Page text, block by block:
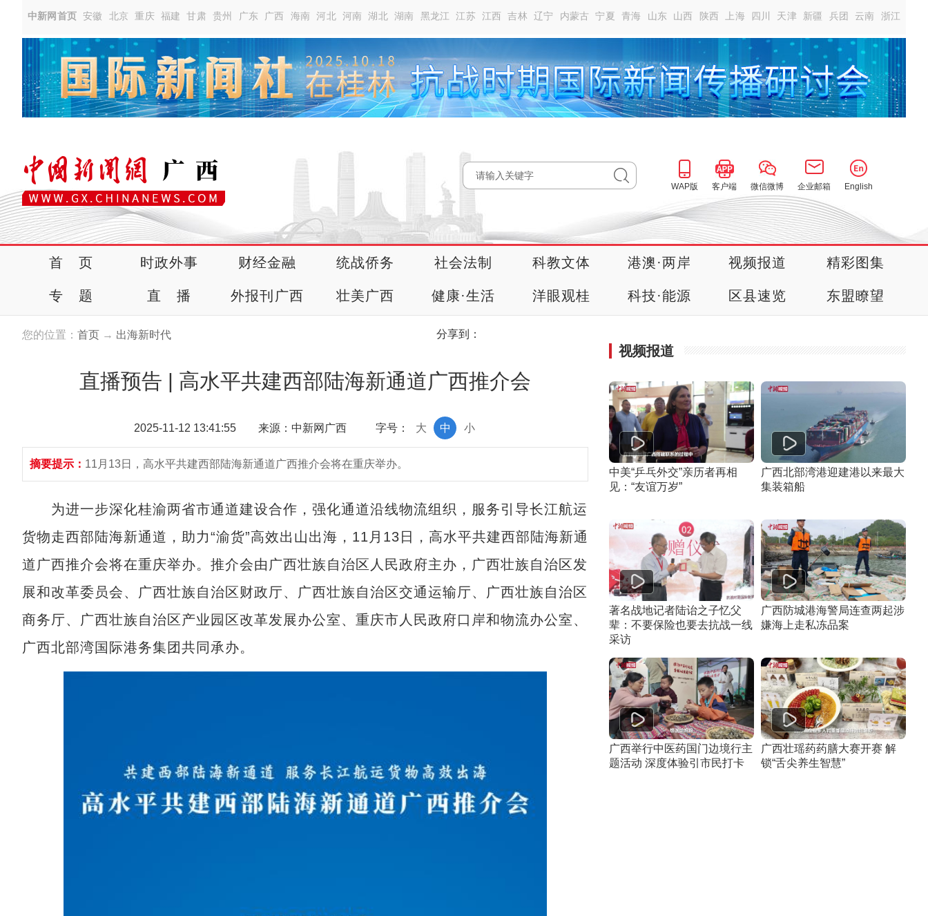
中新网首页 安徽 北京 重庆 福建 甘肃 贵州 广东 广西 海南 河北 河南 湖北 湖南 黑龙江 江苏 江西 吉林 辽宁 内蒙古 宁夏 青海 山东 山西 陕西 上海 四川 天津 新疆 兵团 云南 浙江
WAP版 客户端 微信微博 企业邮箱 English
首 页 时政外事 财经金融 统战侨务 社会法制 科教文体 港澳·两岸 视频报道 精彩图集
专 题 直 播 外报刊广西 壮美广西 健康·生活 洋眼观桂 科技·能源 区县速览 东盟瞭望
您的位置： 首页 → 出海新时代 分享到：
直播预告 | 高水平共建西部陆海新通道广西推介会
2025-11-12 13:41:55 来源：中新网广西 字号： 小
中
大
摘要提示： 11月13日，高水平共建西部陆海新通道广西推介会将在重庆举办。
为进一步深化桂渝两省市通道建设合作，强化通道沿线物流组织，服务引导长江航运
货物走西部陆海新通道，助力“渝货”高效出山出海，11月13日，高水平共建西部陆海新通
道广西推介会将在重庆举办。推介会由广西壮族自治区人民政府主办，广西壮族自治区发
展和改革委员会、广西壮族自治区财政厅、广西壮族自治区交通运输厅、广西壮族自治区
商务厅、广西壮族自治区产业园区改革发展办公室、重庆市人民政府口岸和物流办公室、
广西北部湾国际港务集团共同承办。
视频报道
中美“乒乓外交”亲历者再相
见：“友谊万岁”
广西北部湾港迎建港以来最大
集装箱船
著名战地记者陆诒之子忆父
辈：不要保险也要去抗战一线
采访
广西防城港海警局连查两起涉
嫌海上走私冻品案
广西举行中医药国门边境行主
题活动 深度体验引市民打卡
广西壮瑶药药膳大赛开赛 解
锁“舌尖养生智慧”